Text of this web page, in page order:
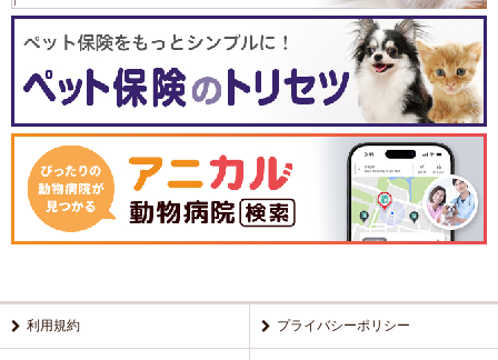
利用規約 プライバシーポリシー